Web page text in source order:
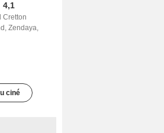
4,1
Cretton
Zendaya,
ciné